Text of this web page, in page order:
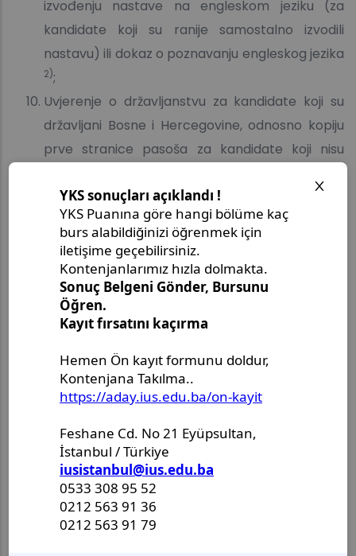
izvođenju nastave na engleskom jeziku (za
kandidate koji su ranije samostalno izvodili
nastavu) ili dokaz o poznavanju engleskog jezika
2);
Uvjerenje o državljanstvu za kandidate koji su
državljani Bosne i Hercegovine, odnosno kopiju
prve stranice pasoša za kandidate koji nisu
__________________
Izabrani kandidat obavezan je dostaviti rješenje o
priznavanju diplome prije zaključenja ugovora o radu
odnosno prije predaje zahtjeva za izdavanje radne dozvole.
Nije potrebno za kandidate kojima je engleski jezik maternji,
odnosno koji su stekli diplomu na visokoškolskim
ustanovama na kojima se nastava odvija na engleskom
Dokumenti se dostavljaju u originalu ili fotokopiji
originala, a Univerzitet zadržava pravo da od
izabranog nastavnika prilikom zaključenja ugovora o